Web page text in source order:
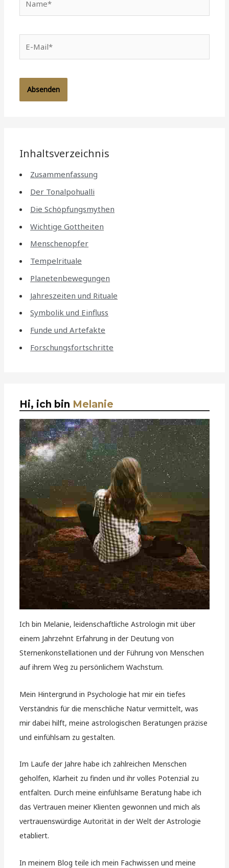
Mail*
Inhaltsverzeichnis
Zusammenfassung
Der Tonalpohualli
Die Schöpfungsmythen
Wichtige Gottheiten
Menschenopfer
Tempelrituale
Planetenbewegungen
Jahreszeiten und Rituale
Symbolik und Einfluss
Funde und Artefakte
Forschungsfortschritte
Hi, ich bin Melanie
Ich bin Melanie, leidenschaftliche Astrologin mit über
einem Jahrzehnt Erfahrung in der Deutung von
Sternenkonstellationen und der Führung von Menschen
auf ihrem Weg zu persönlichem Wachstum.
Mein Hintergrund in Psychologie hat mir ein tiefes
Verständnis für die menschliche Natur vermittelt, was
mir dabei hilft, meine astrologischen Beratungen präzise
und einfühlsam zu gestalten.
Im Laufe der Jahre habe ich zahlreichen Menschen
geholfen, Klarheit zu finden und ihr volles Potenzial zu
entfalten. Durch meine einfühlsame Beratung habe ich
das Vertrauen meiner Klienten gewonnen und mich als
vertrauenswürdige Autorität in der Welt der Astrologie
etabliert.
In meinem Blog teile ich mein Fachwissen und meine